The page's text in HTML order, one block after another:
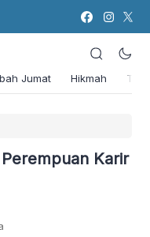
Jumat Hikmah
Karir